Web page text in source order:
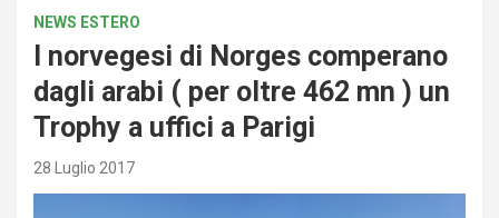
NEWS ESTERO
I norvegesi di Norges comperano
dagli arabi ( per oltre 462 mn ) un
Trophy a uffici a Parigi
28 Luglio 2017